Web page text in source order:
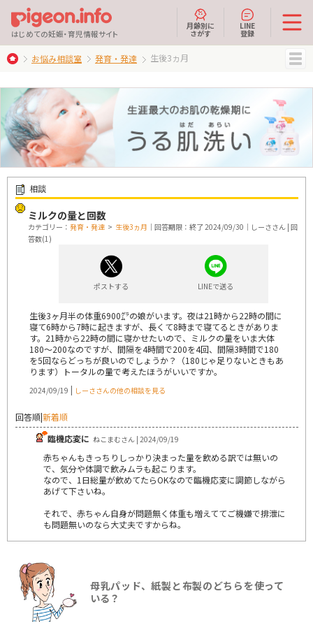
はじめての妊娠・育児情報サイト
月齢別に
さがす
LINE
登録
お悩み相談室 発育・発達 生後3ヵ月
相談
ミルクの量と回数
カテゴリー： 発育・発達 > 生後3ヵ月 ｜回答期限：終了 2024/09/30｜しーささん | 回
答数(1)
ポストする LINEで送る
生後3ヶ月半の体重6900㌘の娘がいます。夜は21時から22時の間に
寝て6時から7時に起きますが、長くて8時まで寝てるときがありま
す。21時から22時の間に寝かせたいので、ミルクの量をいま大体
180〜200なのですが、間隔を4時間で200を4回、間隔3時間で180
を5回ならどっちが良いのでしょうか？（180じゃ足りないときもあ
ります）トータルの量で考えたほうがいいですか。
2024/09/19 | しーささんの他の相談を見る
回答順|新着順
臨機応変に ねこまむさん | 2024/09/19
赤ちゃんもきっちりしっかり決まった量を飲める訳では無いの
で、気分や体調で飲みムラも起こります。
なので、1日総量が飲めてたらOKなので臨機応変に調節しながら
あげて下さいね。
それで、赤ちゃん自身が問題無く体重も増えててご機嫌で排泄に
も問題無いのなら大丈夫ですからね。
母乳パッド、紙製と布製のどちらを使って
いる？